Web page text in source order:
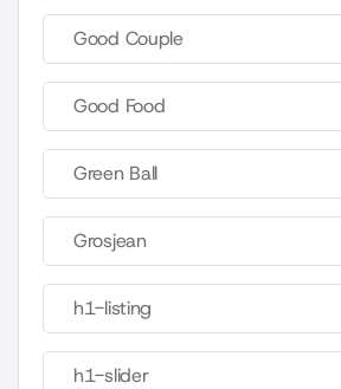
Good Couple
Good Food
Green Ball
Grosjean
h1-listing
h1-slider